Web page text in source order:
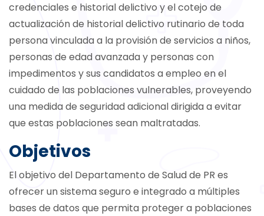
credenciales e historial delictivo y el cotejo de
actualización de historial delictivo rutinario de toda
persona vinculada a la provisión de servicios a niños,
personas de edad avanzada y personas con
impedimentos y sus candidatos a empleo en el
cuidado de las poblaciones vulnerables, proveyendo
una medida de seguridad adicional dirigida a evitar
que estas poblaciones sean maltratadas.
Objetivos
El objetivo del Departamento de Salud de PR es
ofrecer un sistema seguro e integrado a múltiples
bases de datos que permita proteger a poblaciones